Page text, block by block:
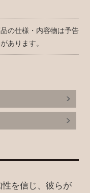
の仕様・内容物は予告
あります。
を信じ、彼らが